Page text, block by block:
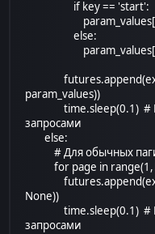
if key == 'start':
param_values[key]
else:
param_values))
time.sleep(0.1) #
запросами
else:
# Для обычных
for page in range(1,
None))
time.sleep(0.1) #
запросами